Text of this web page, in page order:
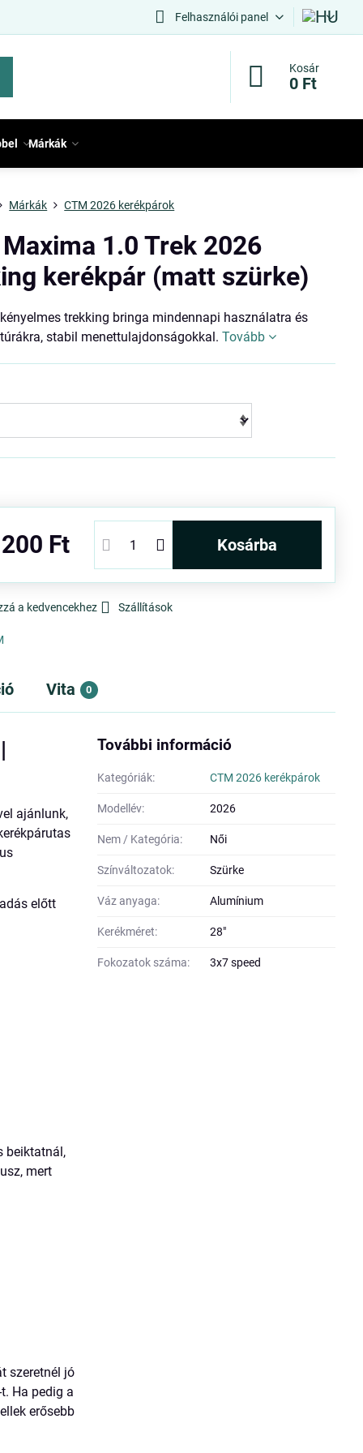
Felhasználói panel
Kosár
0 Ft
Márkák
Márkák CTM 2026 kerékpárok
1.0 Trek 2026
kerékpár (matt szürke)
trekking bringa mindennapi használatra és
stabil menettulajdonságokkal.Tovább
Ft kosárba
a kedvencekhez Szállítások
Vita 0
ajánlunk,
előtt
beiktatnál,
mert
szeretnél jó
Ha pedig a
erősebb
További információ
Kategóriák: CTM 2026 kerékpárok
Modellév: 2026
Nem / Kategória: Női
Színváltozatok: Szürke
Váz anyaga: Alumínium
Kerékméret: 28"
Fokozatok száma: 3x7 speed